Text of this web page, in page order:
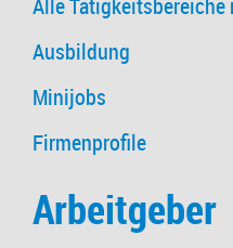
Alle Tätigkeitsbereiche
Ausbildung
Minijobs
Firmenprofile
Arbeitgeber